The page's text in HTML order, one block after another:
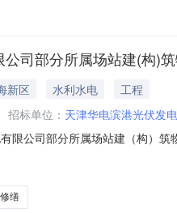
司部分所属场站建(构)
新区 水利水电
工程
招标单位： 天津华电滨港光伏发
限公司部分所属场站建（构）
：2026-06-01七、预成交供应
）
缮